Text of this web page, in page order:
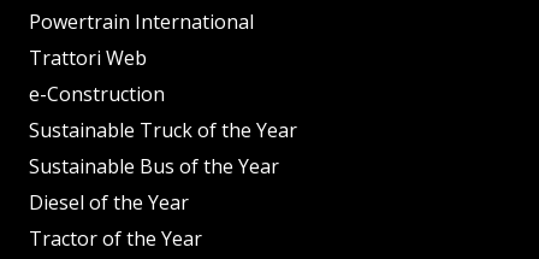
Powertrain International
Trattori Web
e-Construction
Sustainable Truck of the Year
Sustainable Bus of the Year
Diesel of the Year
Tractor of the Year